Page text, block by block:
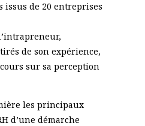
de 20 entreprises
de son expérience,
sur sa perception
les principaux
d’une démarche